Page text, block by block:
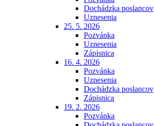
Dochádzka poslancov
Uznesenia
25. 5. 2026
Pozvánka
Uznesenia
Zápisnica
16. 4. 2026
Pozvánka
Uznesenia
Dochádzka poslancov
Zápisnica
19. 2. 2026
Pozvánka